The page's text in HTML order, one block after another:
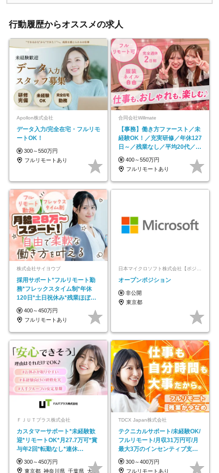
行動履歴からオススメの求人
Apollon株式会社
データ入力/完全在宅・フルリモ
ートOK！
300～550万円
フルリモートあり
合同会社Willmate
【事務】働き方ファースト／未
経験OK！／充実研修／年休127
日～／残業なし／平均20代／リ
モートOK
400～550万円
フルリモートあり
株式会社サイヨウブ
採用サポート*フルリモート勤
務*フレックスタイム制*年休
120日*土日祝休み*残業ほぼな
し*育児中社員8割以上
400～450万円
フルリモートあり
日本マイクロソフト株式会社【ポジションマッチ登録】
オープンポジション
非公開
東京都
ＦＪＵＴプラス株式会社
カスタマーサポート*未経験歓
迎*リモートOK*月27.7万可*賞
与年2回*転勤なし*連休
OK/ZE010232
300～450万円
東京都_神奈川県_千葉県_大阪府_愛知県…
TDCX Japan株式会社
テクニカルサポート/未経験OK/
フルリモート/月収31万円可/月
最大3万のインセンティブ支給/
平均年齢33歳
300～400万円
フルリモートあり